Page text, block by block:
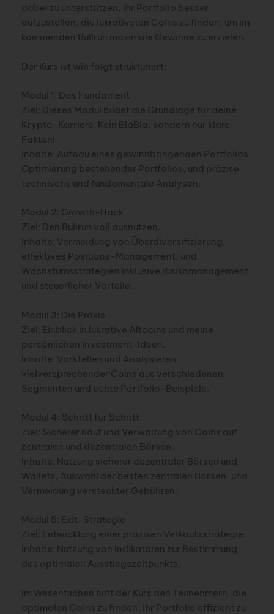
dabei zu unterstützen, ihr Portfolio besser
aufzustellen, die lukrativsten Coins zu finden, um im
kommenden Bullrun maximale Gewinne zu erzielen.
Der Kurs ist wie folgt strukturiert:
Modul 1: Das Fundament
Ziel: Dieses Modul bildet die Grundlage für deine
Krypto-Karriere. Kein BlaBla, sondern nur klare
Fakten!
Inhalte: Aufbau eines gewinnbringenden Portfolios,
Optimierung bestehender Portfolios, und präzise
technische und fundamentale Analysen.
Modul 2: Growth-Hack
Ziel: Den Bullrun voll ausnutzen.
Inhalte: Vermeidung von Überdiversifizierung,
effektives Positions-Management, und
Wachstumsstrategien inklusive Risikomanagement
und steuerlicher Vorteile.
Modul 3: Die Praxis
Ziel: Einblick in lukrative Altcoins und meine
persönlichen Investment-Ideen.
Inhalte: Vorstellen und Analysieren
vielversprechender Coins aus verschiedenen
Segmenten und echte Portfolio-Beispiele.
Modul 4: Schritt für Schritt
Ziel: Sicherer Kauf und Verwaltung von Coins auf
zentralen und dezentralen Börsen.
Inhalte: Nutzung sicherer dezentraler Börsen und
Wallets, Auswahl der besten zentralen Börsen, und
Vermeidung versteckter Gebühren.
Modul 5: Exit-Strategie
Ziel: Entwicklung einer präzisen Verkaufsstrategie.
Inhalte: Nutzung von Indikatoren zur Bestimmung
des optimalen Ausstiegszeitpunkts.
Im Wesentlichen hilft der Kurs den Teilnehmern, die
optimalen Coins zu finden, ihr Portfolio effizient zu